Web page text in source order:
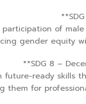
of
gender equity
**SDG 8 –
future-ready skills
them for